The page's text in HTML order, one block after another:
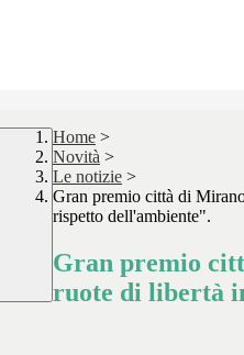
Home >
Novità >
Le notizie >
Gran premio città di
rispetto dell'ambiente".
Gran premio
ruote di libertà